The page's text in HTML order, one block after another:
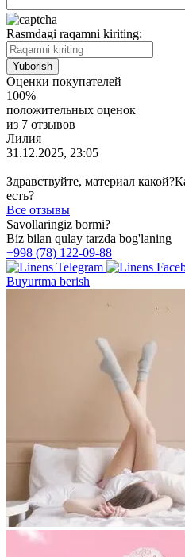
Rasmdagi raqamni kiriting:
Оценки покупателей
100%
положительных оценок
из 7 отзывов
Лилия
31.12.2025, 23:05
Здравствуйте, материал
есть?
Все отзывы
Savollaringiz bormi?
Biz bilan qulay tarzda bog'laning
+998 (78) 122-09-88
Buyurtma berish